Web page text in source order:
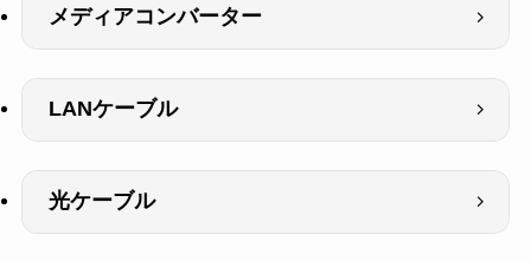
メディアコンバーター
LANケーブル
光ケーブル